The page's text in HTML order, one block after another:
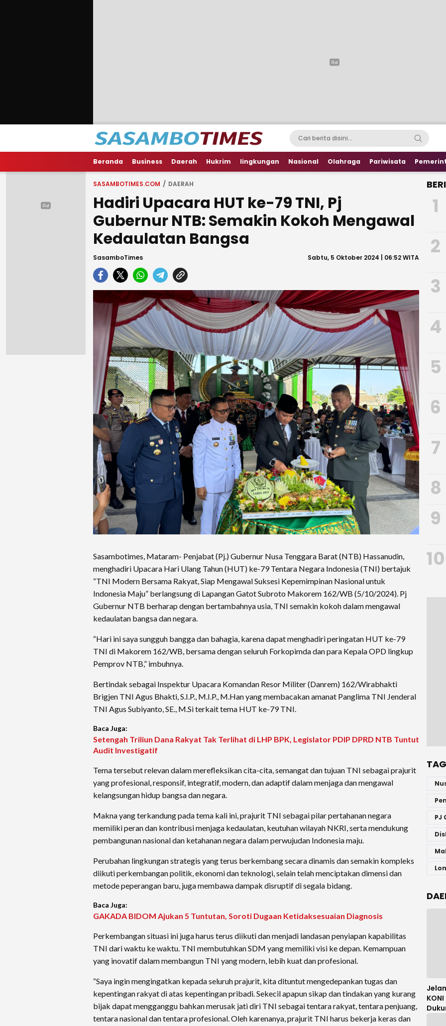
Beranda Business Daerah Hukrim lingkungan Nasional Olahraga Pariwisata
SASAMBOTIMES.COM DAERAH
Hadiri Upacara HUT ke-79 TNI, Pj
Gubernur NTB: Semakin Kokoh Mengawal
Kedaulatan Bangsa
SasamboTimes Sabtu, 5 Oktober 2024 | 06:52 WITA
Sasambotimes, Mataram- Penjabat (Pj.) Gubernur Nusa Tenggara Barat (NTB) Hassanudin,
menghadiri Upacara Hari Ulang Tahun (HUT) ke-79 Tentara Negara Indonesia (TNI) bertajuk
“TNI Modern Bersama Rakyat, Siap Mengawal Suksesi Kepemimpinan Nasional untuk
Indonesia Maju” berlangsung di Lapangan Gatot Subroto Makorem 162/WB (5/10/2024). Pj
Gubernur NTB berharap dengan bertambahnya usia, TNI semakin kokoh dalam mengawal
kedaulatan bangsa dan negara.
“Hari ini saya sungguh bangga dan bahagia, karena dapat menghadiri peringatan HUT ke-79
TNI di Makorem 162/WB, bersama dengan seluruh Forkopimda dan para Kepala OPD lingkup
Pemprov NTB,” imbuhnya.
Bertindak sebagai Inspektur Upacara Komandan Resor Militer (Danrem) 162/Wirabhakti
Brigjen TNI Agus Bhakti, S.I.P., M.I.P., M.Han yang membacakan amanat Panglima TNI Jenderal
TNI Agus Subiyanto, SE., M.Si terkait tema HUT ke-79 TNI.
Baca Juga:
Setengah Triliun Dana Rakyat Tak Terlihat di LHP BPK, Legislator PDIP DPRD NTB Tuntut
Audit Investigatif
Tema tersebut relevan dalam merefleksikan cita-cita, semangat dan tujuan TNI sebagai prajurit
yang profesional, responsif, integratif, modern, dan adaptif dalam menjaga dan mengawal
kelangsungan hidup bangsa dan negara.
Makna yang terkandung pada tema kali ini, prajurit TNI sebagai pilar pertahanan negara
memiliki peran dan kontribusi menjaga kedaulatan, keutuhan wilayah NKRI, serta mendukung
pembangunan nasional dan ketahanan negara dalam perwujudan Indonesia maju.
Perubahan lingkungan strategis yang terus berkembang secara dinamis dan semakin kompleks
diikuti perkembangan politik, ekonomi dan teknologi, selain telah menciptakan dimensi dan
metode peperangan baru, juga membawa dampak disruptif di segala bidang.
Baca Juga:
GAKADA BIDOM Ajukan 5 Tuntutan, Soroti Dugaan Ketidaksesuaian Diagnosis
Perkembangan situasi ini juga harus terus diikuti dan menjadi landasan penyiapan kapabilitas
TNI dari waktu ke waktu. TNI membutuhkan SDM yang memiliki visi ke depan. Kemampuan
yang inovatif dalam membangun TNI yang modern, lebih kuat dan profesional.
“Saya ingin mengingatkan kepada seluruh prajurit, kita dituntut mengedepankan tugas dan
kepentingan rakyat di atas kepentingan pribadi. Sekecil apapun sikap dan tindakan yang kurang
bijak dapat mengganggu bahkan merusak jati diri TNI sebagai tentara rakyat, tentara penjuang,
tentara nasional dan tentara profesional. Oleh karenanya, prajurit TNI harus bekerja keras dan
1
2
3
4
5
6
7
8
9
10
PJ
KONI